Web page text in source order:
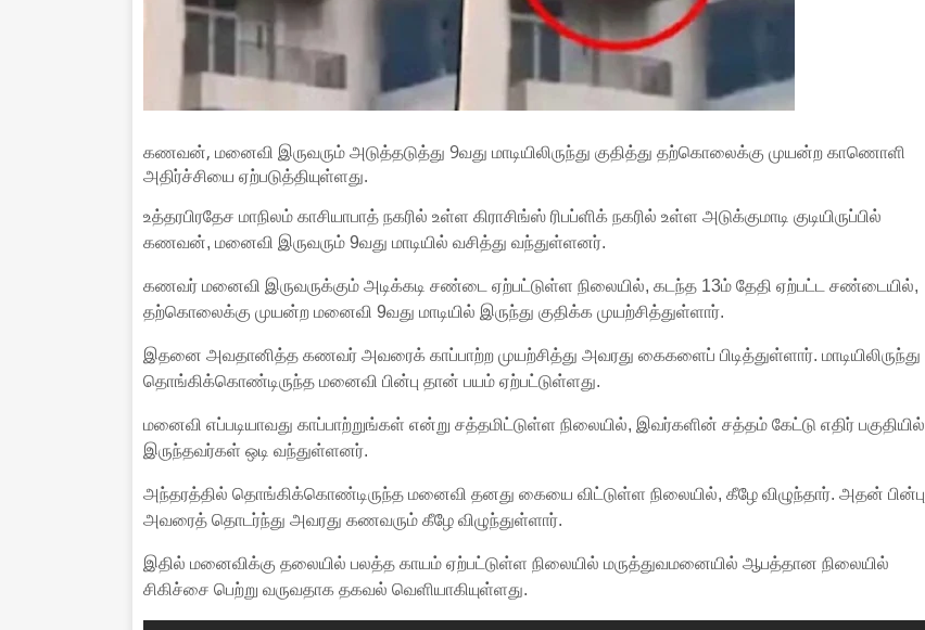
கணவன், மனைவி இருவரும் அடுத்தடுத்து 9வது மாடியிலிருந்து குதித்து தற்கொலைக்கு முயன்ற காணொளி
அதிர்ச்சியை ஏற்படுத்தியுள்ளது.
உத்தரபிரதேச மாநிலம் காசியாபாத் நகரில் உள்ள கிராசிங்ஸ் ரிபப்ளிக் நகரில் உள்ள அடுக்குமாடி குடியிருப்பில்
கணவன், மனைவி இருவரும் 9வது மாடியில் வசித்து வந்துள்ளனர்.
கணவர் மனைவி இருவருக்கும் அடிக்கடி சண்டை ஏற்பட்டுள்ள நிலையில், கடந்த 13ம் தேதி ஏற்பட்ட சண்டையில்,
தற்கொலைக்கு முயன்ற மனைவி 9வது மாடியில் இருந்து குதிக்க முயற்சித்துள்ளார்.
இதனை அவதானித்த கணவர் அவரைக் காப்பாற்ற முயற்சித்து அவரது கைகளைப் பிடித்துள்ளார். மாடியிலிருந்து
தொங்கிக்கொண்டிருந்த மனைவி பின்பு தான் பயம் ஏற்பட்டுள்ளது.
மனைவி எப்படியாவது காப்பாற்றுங்கள் என்று சத்தமிட்டுள்ள நிலையில், இவர்களின் சத்தம் கேட்டு எதிர் பகுதியில்
இருந்தவர்கள் ஒடி வந்துள்ளனர்.
அந்தரத்தில் தொங்கிக்கொண்டிருந்த மனைவி தனது கையை விட்டுள்ள நிலையில், கீழே விழுந்தார். அதன் பின்பு
அவரைத் தொடர்ந்து அவரது கணவரும் கீழே விழுந்துள்ளார்.
இதில் மனைவிக்கு தலையில் பலத்த காயம் ஏற்பட்டுள்ள நிலையில் மருத்துவமனையில் ஆபத்தான நிலையில்
சிகிச்சை பெற்று வருவதாக தகவல் வெளியாகியுள்ளது.